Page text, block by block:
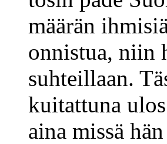
määrän
onnistua, niin
suhteillaan.
kuitattuna
aina missä